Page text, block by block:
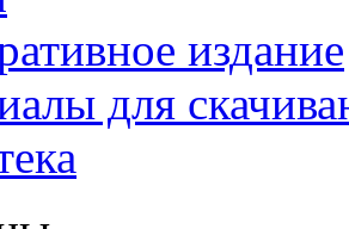
издание
для